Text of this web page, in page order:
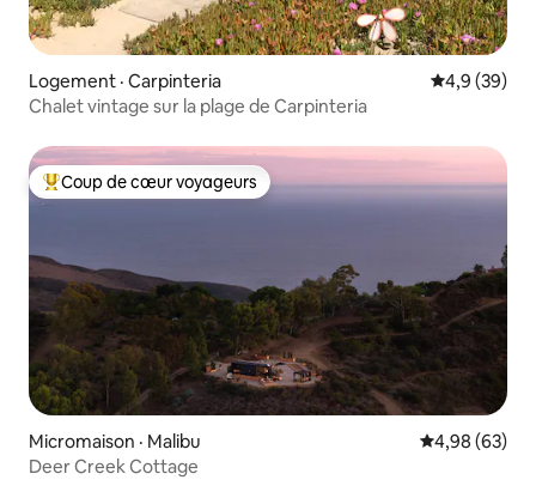
Logement · Carpinteria Note
4,9 (39)
Chalet vintage sur la plage de Carpinteria
Coup de cœur voyageurs parmi les plus aimés
Coup de cœur voyageurs
Micromaison · Malibu Note
4,98 (63)
Deer Creek Cottage